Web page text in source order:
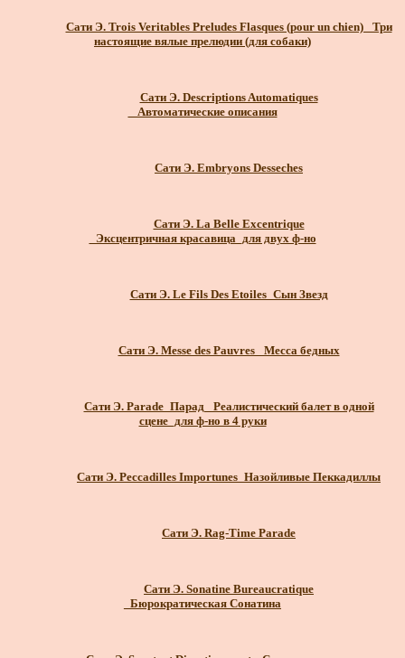
Сати Э. Trois Veritables Preludes Flasques (pour un chien)_ Три
настоящие вялые прелюдии (для собаки)
Сати Э. Descriptions Automatiques
_ Автоматические описания
Сати Э. Embryons Desseches
Сати Э. La Belle Excentrique
_Эксцентричная красавица_для двух ф-но
Сати Э. Le Fils Des Etoiles_Сын Звезд
Сати Э. Messe des Pauvres_ Месса бедных
Сати Э. Parade_Парад_ Реалистический балет в одной
сцене_для ф-но в 4 руки
Сати Э. Peccadilles Importunes_Назойливые Пеккадиллы
Сати Э. Rag-Time Parade
Сати Э. Sonatine Bureaucratique
_Бюрократическая Сонатина